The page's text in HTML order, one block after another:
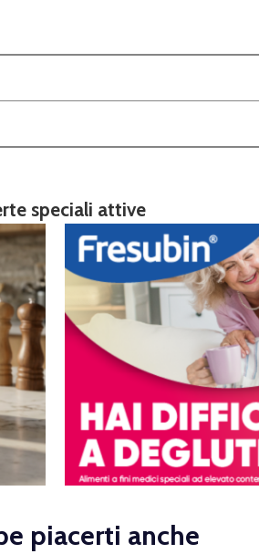
speciali attive
piacerti anche